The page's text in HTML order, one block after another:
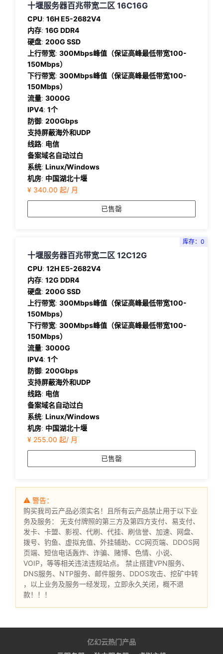
十堰服务器百兆带宽二区 16C16G
CPU: 16H E5-2682V4
内存: 16G DDR4
硬盘: 200G SSD
上行带宽: 300Mbps峰值（保证高峰最低带宽100-
150Mbps）
下行带宽: 300Mbps峰值（保证高峰最低带宽100-
150Mbps）
流量: 3000G
IPV4: 1个
防御: 200Gbps
支持屏蔽海外和UDP
线路: 电信
备案域名自动过白
系统: Linux/Windows
机房: 中国湖北十堰
¥ 340.00 起/ 月
已售罄
库存：0
十堰服务器百兆带宽二区 12C12G
CPU: 12H E5-2682V4
内存: 12G DDR4
硬盘: 200G SSD
上行带宽: 300Mbps峰值（保证高峰最低带宽100-
150Mbps）
下行带宽: 300Mbps峰值（保证高峰最低带宽100-
150Mbps）
流量: 3000G
IPV4: 1个
防御: 200Gbps
支持屏蔽海外和UDP
线路: 电信
备案域名自动过白
系统: Linux/Windows
机房: 中国湖北十堰
¥ 255.00 起/ 月
已售罄
⚠ 警告：
购买我司云产品必须实名！且所有云产品禁止用于以下业
务及服务： 无支付牌照的第三方及第四方支付、易支付、
发卡、卡盟、影视、代刷、代挂、刷信誉、加速、网盘、
拨号、钓鱼、虚拟充值、外挂辅助、CC网页端、DDOS网
页端、短信电话轰炸、诈骗、赌博、色情、小说、
VOIP，等等相关违法违规站点。 禁止搭建VPN服务、
DNS服务、NTP服务、邮件服务、DDOS攻击、挖矿中转
，以上业务及服务一经发现，立即永久关闭，概不退
款！！！
亿幻云热门产品